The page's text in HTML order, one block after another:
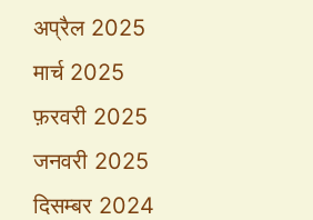
अप्रैल 2025
मार्च 2025
फ़रवरी 2025
जनवरी 2025
दिसम्बर 2024